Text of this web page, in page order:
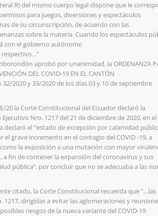
R) del mismo cuerpo legal dispone que le
para juegos, diversiones y espectáculos
de su circunscripción, de acuerdo con las
sobre la materia. Cuando los espectáculos
con el gobierno autónomo
aprobó por unanimidad, la ORDENANZA
DEL COVID-19 EN EL CANTÓN
32/2020 y 33/2020 de los días 03 y 10 de septiembre
20 la Corte Constitucional del Ecuador declaró la
Nro. 1217 del 21 de diciembre de 2020, en el
declaró el “estado de excepción por calamidad
grave incremento en el contagio del COVID -19, a
la exposición a una mutación con mayor
a fin de contener la expansión del coronavirus y sus
pública”, por concluir que no se adecuaba a las
citado, la Corte Constitucional recuerda que “…las
1217, dirigidas a evitar las aglomeraciones y
riesgos de la nueva variante del COVID-19